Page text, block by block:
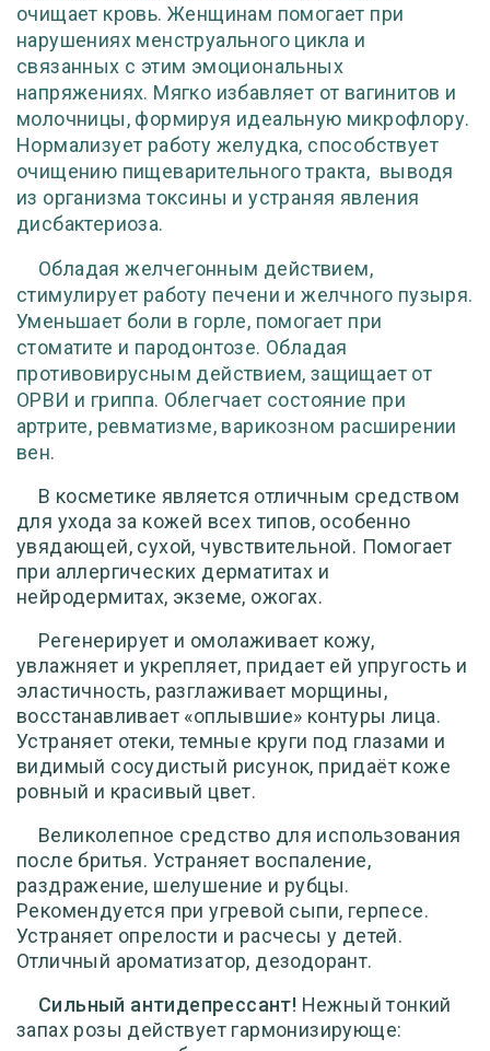
очищает кровь. Женщинам помогает при
нарушениях менструального цикла и
связанных с этим эмоциональных
напряжениях. Мягко избавляет от вагинитов и
молочницы, формируя идеальную микрофлору.
Нормализует работу желудка, способствует
очищению пищеварительного тракта, выводя
из организма токсины и устраняя явления
дисбактериоза.
Обладая желчегонным действием,
стимулирует работу печени и желчного пузыря.
Уменьшает боли в горле, помогает при
стоматите и пародонтозе. Обладая
противовирусным действием, защищает от
ОРВИ и гриппа. Облегчает состояние при
артрите, ревматизме, варикозном расширении
вен.
В косметике является отличным средством
для ухода за кожей всех типов, особенно
увядающей, сухой, чувствительной. Помогает
при аллергических дерматитах и
нейродермитах, экземе, ожогах.
Регенерирует и омолаживает кожу,
увлажняет и укрепляет, придает ей упругость и
эластичность, разглаживает морщины,
восстанавливает «оплывшие» контуры лица.
Устраняет отеки, темные круги под глазами и
видимый сосудистый рисунок, придаёт коже
ровный и красивый цвет.
Великолепное средство для использования
после бритья. Устраняет воспаление,
раздражение, шелушение и рубцы.
Рекомендуется при угревой сыпи, герпесе.
Устраняет опрелости и расчесы у детей.
Отличный ароматизатор, дезодорант.
Сильный антидепрессант! Нежный тонкий
запах розы действует гармонизирующе: